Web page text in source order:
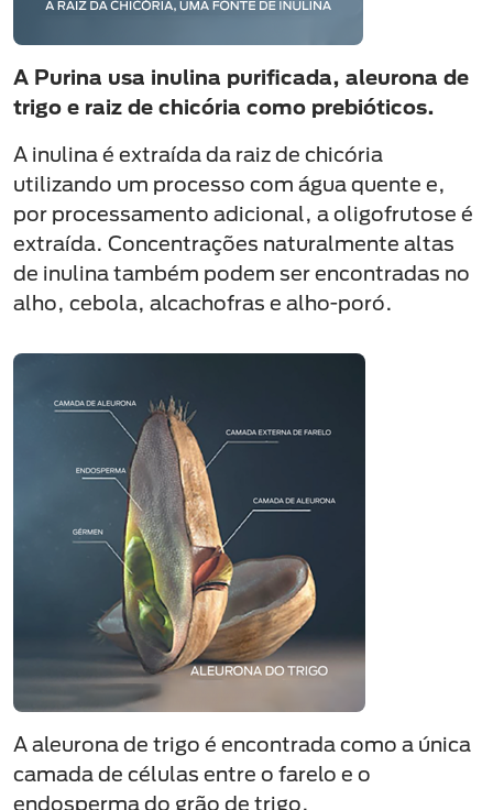
A Purina usa inulina purificada, aleurona de
trigo e raiz de chicória como prebióticos.
A inulina é extraída da raiz de chicória
utilizando um processo com água quente e,
por processamento adicional, a oligofrutose é
extraída. Concentrações naturalmente altas
de inulina também podem ser encontradas no
alho, cebola, alcachofras e alho-poró.
A aleurona de trigo é encontrada como a única
camada de células entre o farelo e o
endosperma do grão de trigo.